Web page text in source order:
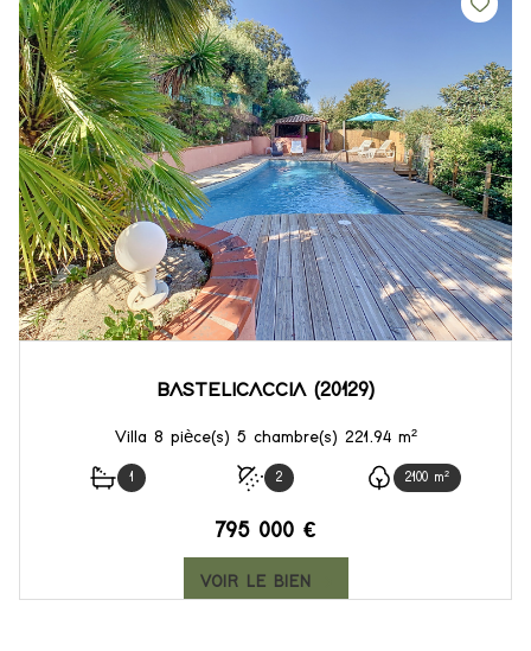
BASTELICACCIA (20129)
Villa 8 pièce(s) 5 chambre(s) 221.94 m²
1 2 2100 m²
795 000 €
VOIR LE BIEN